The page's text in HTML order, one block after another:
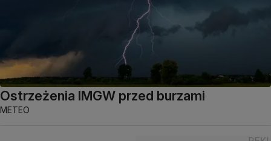
Ostrzeżenia IMGW przed burzami
METEO